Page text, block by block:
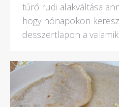
túró rudi alakváltása
hogy hónapokon
desszertlapon a